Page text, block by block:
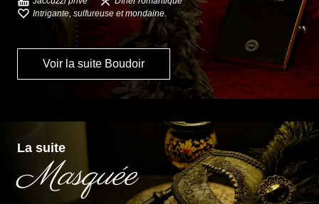
Intrigante, sulfureuse et mondaine.
Voir la suite Boudoir
La suite
Masquée